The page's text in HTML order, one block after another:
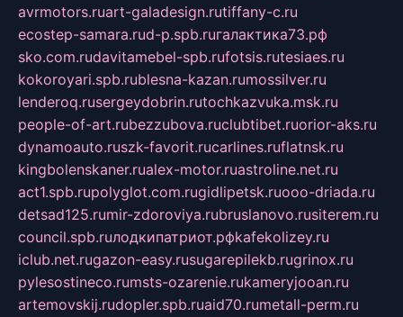
avrmotors.ruart-galadesign.rutiffany-c.ru
ecostep-samara.rud-p.spb.ruгалактика73.рф
sko.com.rudavitamebel-spb.rufotsis.rutesiaes.ru
kokoroyari.spb.rublesna-kazan.rumossilver.ru
lenderoq.rusergeydobrin.rutochkazvuka.msk.ru
people-of-art.rubezzubova.ruclubtibet.ruorior-aks.ru
dynamoauto.ruszk-favorit.rucarlines.ruflatnsk.ru
kingbolenskaner.rualex-motor.ruastroline.net.ru
act1.spb.rupolyglot.com.rugidlipetsk.ruooo-driada.ru
detsad125.rumir-zdoroviya.rubruslanovo.rusiterem.ru
council.spb.ruлодкипатриот.рфkafekolizey.ru
iclub.net.rugazon-easy.rusugarepilekb.rugrinox.ru
pylesostineco.rumsts-ozarenie.rukameryjooan.ru
artemovskij.rudopler.spb.ruaid70.rumetall-perm.ru